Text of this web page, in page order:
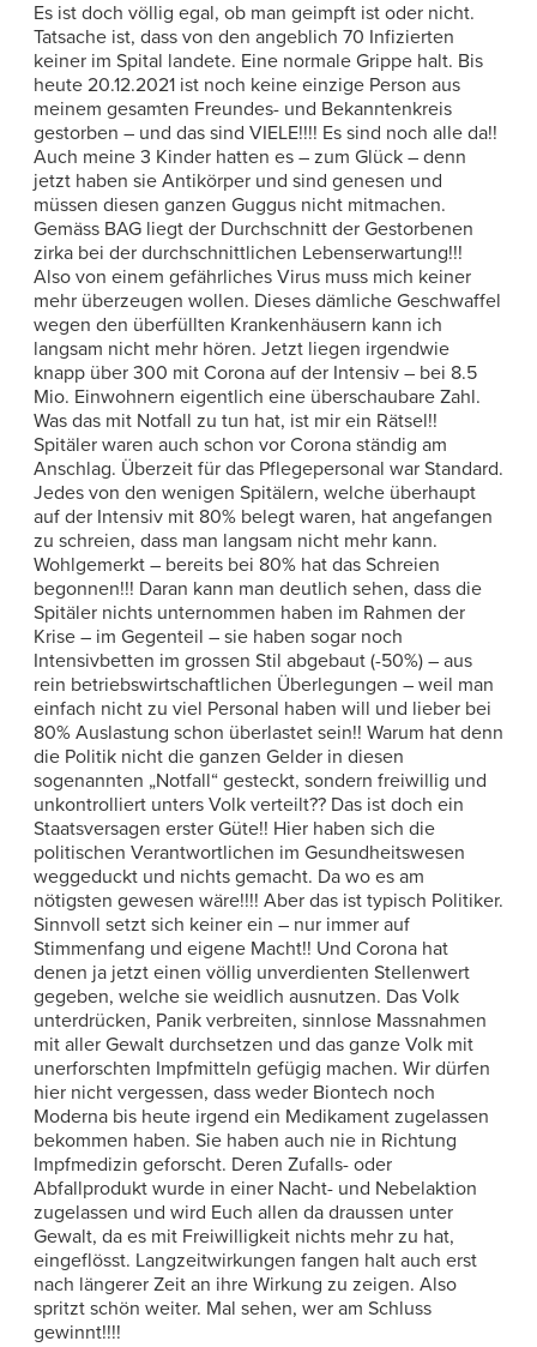
Es ist doch völlig egal, ob man geimpft ist oder nicht.
Tatsache ist, dass von den angeblich 70 Infizierten
keiner im Spital landete. Eine normale Grippe halt. Bis
heute 20.12.2021 ist noch keine einzige Person aus
meinem gesamten Freundes- und Bekanntenkreis
gestorben – und das sind VIELE!!!! Es sind noch alle da!!
Auch meine 3 Kinder hatten es – zum Glück – denn
jetzt haben sie Antikörper und sind genesen und
müssen diesen ganzen Guggus nicht mitmachen.
Gemäss BAG liegt der Durchschnitt der Gestorbenen
zirka bei der durchschnittlichen Lebenserwartung!!!
Also von einem gefährliches Virus muss mich keiner
mehr überzeugen wollen. Dieses dämliche Geschwaffel
wegen den überfüllten Krankenhäusern kann ich
langsam nicht mehr hören. Jetzt liegen irgendwie
knapp über 300 mit Corona auf der Intensiv – bei 8.5
Mio. Einwohnern eigentlich eine überschaubare Zahl.
Was das mit Notfall zu tun hat, ist mir ein Rätsel!!
Spitäler waren auch schon vor Corona ständig am
Anschlag. Überzeit für das Pflegepersonal war Standard.
Jedes von den wenigen Spitälern, welche überhaupt
auf der Intensiv mit 80% belegt waren, hat angefangen
zu schreien, dass man langsam nicht mehr kann.
Wohlgemerkt – bereits bei 80% hat das Schreien
begonnen!!! Daran kann man deutlich sehen, dass die
Spitäler nichts unternommen haben im Rahmen der
Krise – im Gegenteil – sie haben sogar noch
Intensivbetten im grossen Stil abgebaut (-50%) – aus
rein betriebswirtschaftlichen Überlegungen – weil man
einfach nicht zu viel Personal haben will und lieber bei
80% Auslastung schon überlastet sein!! Warum hat denn
die Politik nicht die ganzen Gelder in diesen
sogenannten „Notfall“ gesteckt, sondern freiwillig und
unkontrolliert unters Volk verteilt?? Das ist doch ein
Staatsversagen erster Güte!! Hier haben sich die
politischen Verantwortlichen im Gesundheitswesen
weggeduckt und nichts gemacht. Da wo es am
nötigsten gewesen wäre!!!! Aber das ist typisch Politiker.
Sinnvoll setzt sich keiner ein – nur immer auf
Stimmenfang und eigene Macht!! Und Corona hat
denen ja jetzt einen völlig unverdienten Stellenwert
gegeben, welche sie weidlich ausnutzen. Das Volk
unterdrücken, Panik verbreiten, sinnlose Massnahmen
mit aller Gewalt durchsetzen und das ganze Volk mit
unerforschten Impfmitteln gefügig machen. Wir dürfen
hier nicht vergessen, dass weder Biontech noch
Moderna bis heute irgend ein Medikament zugelassen
bekommen haben. Sie haben auch nie in Richtung
Impfmedizin geforscht. Deren Zufalls- oder
Abfallprodukt wurde in einer Nacht- und Nebelaktion
zugelassen und wird Euch allen da draussen unter
Gewalt, da es mit Freiwilligkeit nichts mehr zu hat,
eingeflösst. Langzeitwirkungen fangen halt auch erst
nach längerer Zeit an ihre Wirkung zu zeigen. Also
spritzt schön weiter. Mal sehen, wer am Schluss
gewinnt!!!!